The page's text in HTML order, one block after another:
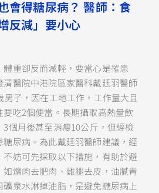
會得糖尿病？ 醫師：食
反減」要小心
重卻反而減輕，要當心是罹患
清醫院中港院區家醫科戴廷羽醫師
子，因在工地工作，工作量大且
吃2個便當。長期攝取高熱量飲
個月後甚至消瘦10公斤，但經檢
尿病。為此戴廷羽醫師建議，經
妨可先採取以下措施，有助於避
爌肉去肥肉、雞腿去皮，油膩青
泉水淋掉油脂，是避免糖尿病上